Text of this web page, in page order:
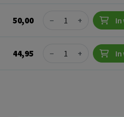
50,00 Quantity
− +
44,95 Quantity
− +